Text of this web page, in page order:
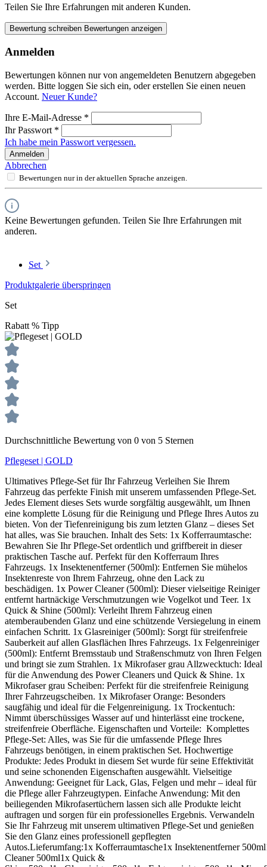
Teilen Sie Ihre Erfahrungen mit anderen Kunden.
Bewertung schreiben Bewertungen anzeigen
Anmelden
Bewertungen können nur von angemeldeten Benutzern abgegeben
werden. Bitte loggen Sie sich ein, oder erstellen Sie einen neuen
Account. Neuer Kunde?
Ihre E-Mail-Adresse *
Ihr Passwort *
Ich habe mein Passwort vergessen.
Anmelden
Abbrechen
Bewertungen nur in der aktuellen Sprache anzeigen.
Keine Bewertungen gefunden. Teilen Sie Ihre Erfahrungen mit
anderen.
Set
Produktgalerie überspringen
Set
Rabatt % Tipp
Durchschnittliche Bewertung von 0 von 5 Sternen
Pflegeset | GOLD
Ultimatives Pflege-Set für Ihr Fahrzeug Verleihen Sie Ihrem
Fahrzeug das perfekte Finish mit unserem umfassenden Pflege-Set.
Jedes Element dieses Sets wurde sorgfältig ausgewählt, um Ihnen
eine komplette Lösung für die Reinigung und Pflege Ihres Autos zu
bieten. Von der Tiefenreinigung bis zum letzten Glanz – dieses Set
hat alles, was Sie brauchen. Inhalt des Sets: 1x Kofferraumtasche:
Bewahren Sie Ihr Pflege-Set ordentlich und griffbereit in dieser
praktischen Tasche auf. Perfekt für den Kofferraum Ihres
Fahrzeugs. 1x Insektenentferner (500ml): Entfernen Sie mühelos
Insektenreste von Ihrem Fahrzeug, ohne den Lack zu
beschädigen. 1x Power Cleaner (500ml): Dieser vielseitige Reiniger
entfernt hartnäckige Verschmutzungen wie Vogelkot und Teer. 1x
Quick & Shine (500ml): Verleiht Ihrem Fahrzeug einen
atemberaubenden Glanz und eine schützende Versiegelung in einem
einfachen Schritt. 1x Glasreiniger (500ml): Sorgt für streifenfreie
Sauberkeit auf allen Glasflächen Ihres Fahrzeugs. 1x Felgenreiniger
(500ml): Entfernt Bremsstaub und Straßenschmutz von Ihren Felgen
und bringt sie zum Strahlen. 1x Mikrofaser grau Allzwecktuch: Ideal
für die Anwendung des Power Cleaners und Quick & Shine. 1x
Mikrofaser grau Scheiben: Perfekt für die streifenfreie Reinigung
Ihrer Fahrzeugscheiben. 1x Mikrofaser Orange: Besonders
saugfähig und ideal für die Felgenreinigung. 1x Trockentuch:
Nimmt überschüssiges Wasser auf und hinterlässt eine trockene,
streifenfreie Oberfläche. Eigenschaften und Vorteile: Komplettes
Pflege-Set: Alles, was Sie für die umfassende Pflege Ihres
Fahrzeugs benötigen, in einem praktischen Set. Hochwertige
Produkte: Jedes Produkt in diesem Set wurde für seine Effektivität
und seine schonenden Eigenschaften ausgewählt. Vielseitige
Anwendung: Geeignet für Lack, Glas, Felgen und mehr – ideal für
die Pflege aller Fahrzeugtypen. Einfache Anwendung: Mit den
beiliegenden Mikrofasertüchern lassen sich alle Produkte leicht
auftragen und sorgen für ein professionelles Ergebnis. Verwandeln
Sie Ihr Fahrzeug mit unserem ultimativen Pflege-Set und genießen
Sie den Glanz eines professionell gepflegten
Autos.Lieferumfang:1x Kofferraumtasche1x Insektenentferner
Cleaner 500ml1x Quick &